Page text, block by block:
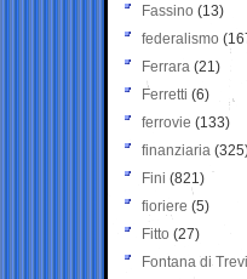
Fassino (13)
federalismo
Ferrara (21)
Ferretti (6)
ferrovie (133)
finanziaria
Fini (821)
fioriere (5)
Fitto (27)
Fontana di Trevi